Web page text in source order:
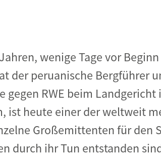
wenige Tage vor
der peruanische Bergführer
RWE beim Landgericht
ist heute einer der weltweit
Großemittenten für den
durch ihr Tun entstanden